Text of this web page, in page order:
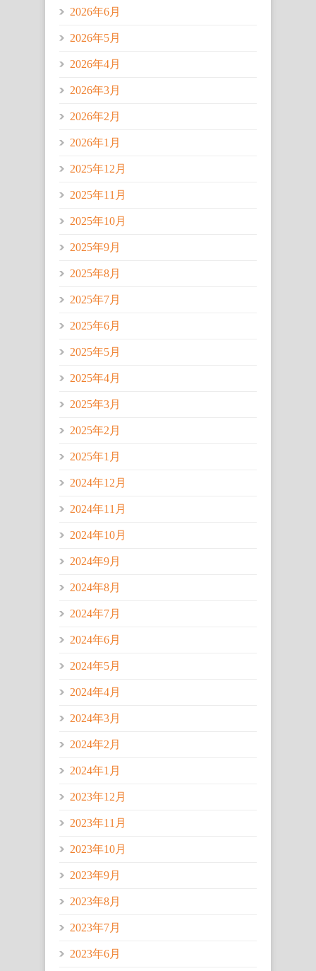
2026年6月
2026年5月
2026年4月
2026年3月
2026年2月
2026年1月
2025年12月
2025年11月
2025年10月
2025年9月
2025年8月
2025年7月
2025年6月
2025年5月
2025年4月
2025年3月
2025年2月
2025年1月
2024年12月
2024年11月
2024年10月
2024年9月
2024年8月
2024年7月
2024年6月
2024年5月
2024年4月
2024年3月
2024年2月
2024年1月
2023年12月
2023年11月
2023年10月
2023年9月
2023年8月
2023年7月
2023年6月